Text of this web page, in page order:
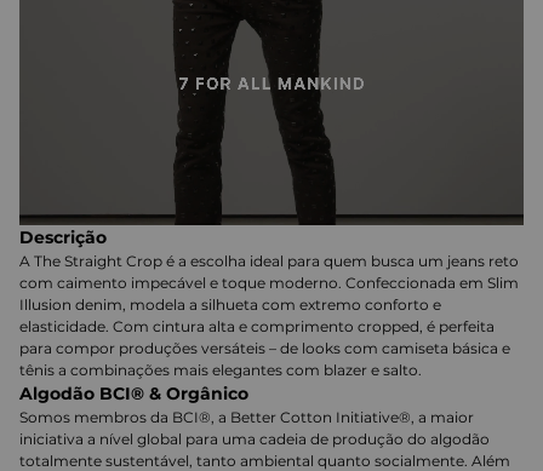
Descrição
A The Straight Crop é a escolha ideal para quem busca um jeans reto
com caimento impecável e toque moderno. Confeccionada em Slim
Illusion denim, modela a silhueta com extremo conforto e
elasticidade. Com cintura alta e comprimento cropped, é perfeita
para compor produções versáteis – de looks com camiseta básica e
tênis a combinações mais elegantes com blazer e salto.
Algodão BCI® & Orgânico
Somos membros da BCI®, a Better Cotton Initiative®, a maior
iniciativa a nível global para uma cadeia de produção do algodão
totalmente sustentável, tanto ambiental quanto socialmente. Além